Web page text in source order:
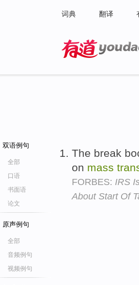
词典 翻译
双语例句
全部
口语
书面语
论文
原声例句
全部
音频例句
视频例句
The break
on mass
FORBES: IRS
About Start Of